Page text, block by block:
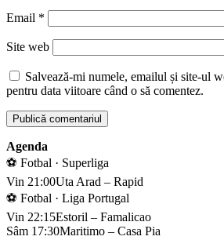
Email *
Site web
Salvează-mi numele, emailul și site-ul
pentru data viitoare când o să comentez.
Agenda
⚽ Fotbal · Superliga
Vin 21:00Uta Arad – Rapid
⚽ Fotbal · Liga Portugal
Vin 22:15Estoril – Famalicao
Sâm 17:30Maritimo – Casa Pia